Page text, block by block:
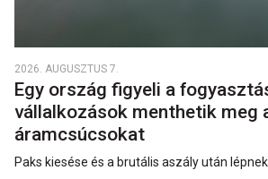
2026. AUGUSZTUS 7.
Egy ország figyeli a
vállalkozások menthetik meg
áramcsúcsokat
Paks kiesése és a brutális aszály után